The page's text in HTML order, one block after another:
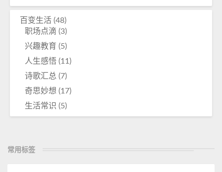
百变生活 (48)
职场点滴 (3)
兴趣教育 (5)
人生感悟 (11)
诗歌汇总 (7)
奇思妙想 (17)
生活常识 (5)
常用标签